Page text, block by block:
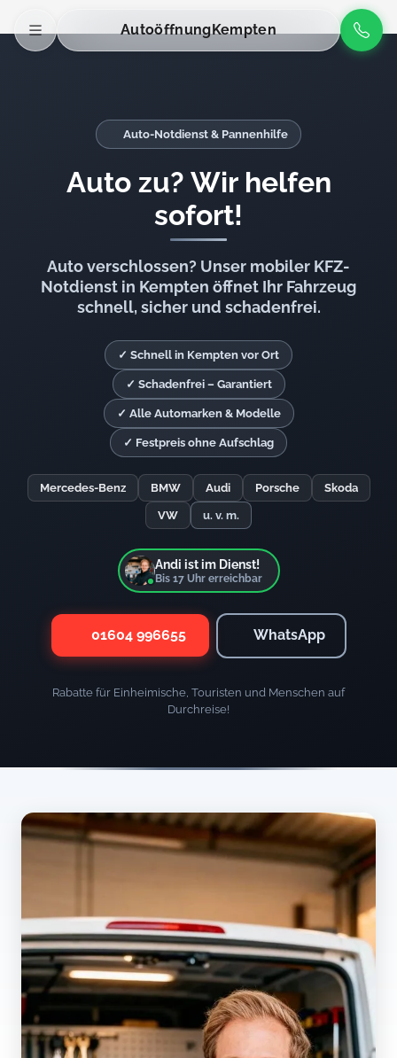
AutoöffnungKempten
Auto-Notdienst & Pannenhilfe
Auto zu? Wir helfen
sofort!
Auto verschlossen? Unser mobiler KFZ-
Notdienst in Kempten öffnet Ihr Fahrzeug
schnell, sicher und schadenfrei.
✓ Schnell in Kempten vor Ort
✓ Schadenfrei – Garantiert
✓ Alle Automarken & Modelle
✓ Festpreis ohne Aufschlag
Mercedes-Benz BMW Audi Porsche Skoda
VW u. v. m.
Andi ist im Dienst!
Bis 17Uhr erreichbar
01604 996655 WhatsApp
Rabatte für Einheimische, Touristen und Menschen auf
Durchreise!